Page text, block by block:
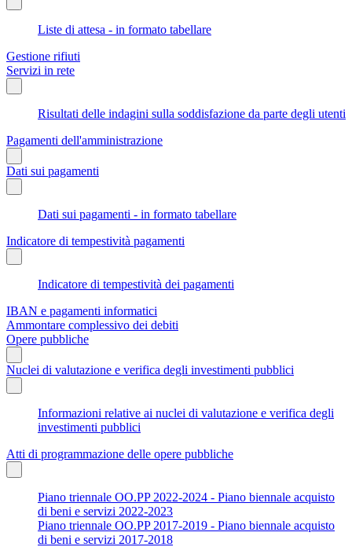
Liste di attesa - in formato tabellare
Gestione rifiuti
Servizi in rete
Risultati delle indagini sulla soddisfazione da parte degli utenti
Pagamenti dell'amministrazione
Dati sui pagamenti
Dati sui pagamenti - in formato tabellare
Indicatore di tempestività pagamenti
Indicatore di tempestività dei pagamenti
IBAN e pagamenti informatici
Ammontare complessivo dei debiti
Opere pubbliche
Nuclei di valutazione e verifica degli investimenti pubblici
Informazioni relative ai nuclei di valutazione e verifica degli
investimenti pubblici
Atti di programmazione delle opere pubbliche
Piano triennale OO.PP 2022-2024 - Piano biennale acquisto
di beni e servizi 2022-2023
Piano triennale OO.PP 2017-2019 - Piano biennale acquisto
di beni e servizi 2017-2018